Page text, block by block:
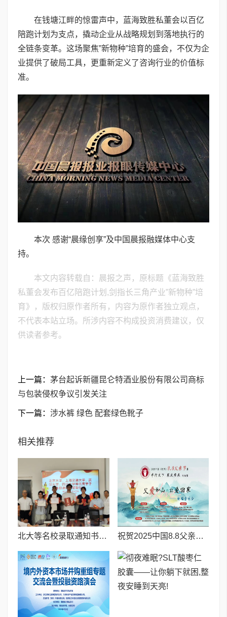
在钱塘江畔的惊雷声中，蓝海致胜私董会以百亿
陪跑计划为支点，撬动企业从战略规划到落地执行的
全链条变革。这场聚焦”新物种”培育的盛会，不仅为企
业提供了破局工具，更重新定义了咨询行业的价值标
准。
本次 感谢“晨缘创享”及中国晨报融媒体中心支
持。
本文内容转载自：晨报之声，原标题《蓝海致胜
私董会发布百亿陪跑计划,剑指长三角产业”新物种”培
育》，版权归原作者所有，内容为原作者独立观点，
不代表本站立场。所涉内容不构成投资消费建议，仅
供读者参考。
上一篇： 茅台起诉新疆昆仑特酒业股份有限公司商标
与包装侵权争议引发关注
下一篇： 涉水裤 绿色 配套绿色靴子
相关推荐
北大等名校录取通知书送达仪式在喀什市特区实验学校暖心举行 祝贺2025中国8.8父亲节“孝行天下家风传承”论坛暨祈福音乐会圆满成功